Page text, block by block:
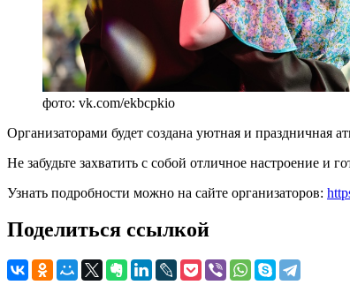
фото: vk.com/ekbcpkio
Организаторами будет создана уютная и праздничная
Не забудьте захватить с собой отличное настроение и
Узнать подробности можно на сайте организаторов:
Поделиться ссылкой